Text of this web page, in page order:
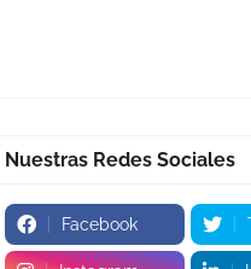
Nuestras Redes Sociales
Facebook